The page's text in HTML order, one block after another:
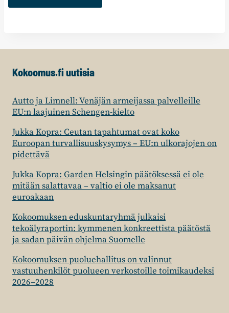
Kokoomus.fi uutisia
Autto ja Limnell: Venäjän armeijassa palvelleille
EU:n laajuinen Schengen-kielto
Jukka Kopra: Ceutan tapahtumat ovat koko
Euroopan turvallisuuskysymys – EU:n ulkorajojen on
pidettävä
Jukka Kopra: Garden Helsingin päätöksessä ei ole
mitään salattavaa – valtio ei ole maksanut
euroakaan
Kokoomuksen eduskuntaryhmä julkaisi
tekoälyraportin: kymmenen konkreettista päätöstä
ja sadan päivän ohjelma Suomelle
Kokoomuksen puoluehallitus on valinnut
vastuuhenkilöt puolueen verkostoille toimikaudeksi
2026–2028